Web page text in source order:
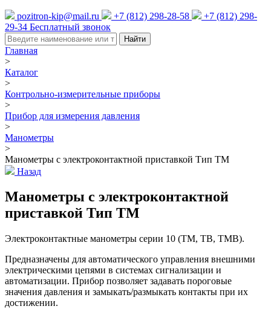
pozitron-kip@mail.ru +7 (812) 298-28-58
+7 (812) 298-
29-34 Бесплатный звонок
Найти
Главная
>
Каталог
>
Контрольно-измерительные приборы
>
Прибор для измерения давления
>
Манометры
>
Манометры с электроконтактной приставкой Тип ТМ
Назад
Манометры с электроконтактной
приставкой Тип ТМ
Электроконтактные манометры серии 10 (ТМ, ТВ, ТМВ).
Предназначены для автоматического управления внешними
электрическими цепями в системах сигнализации и
автоматизации. Прибор позволяет задавать пороговые
значения давления и замыкать/размыкать контакты при их
достижении.